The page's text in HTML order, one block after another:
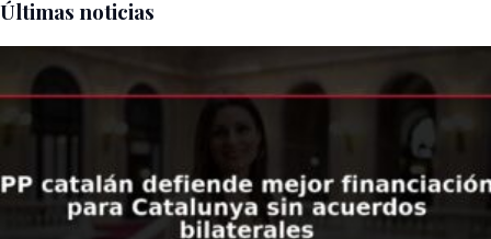
Últimas noticias